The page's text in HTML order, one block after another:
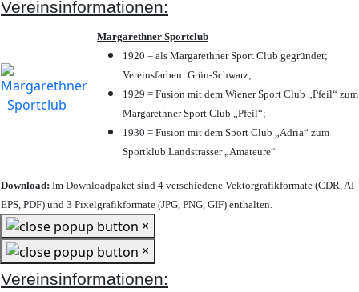
Vereinsinformationen:
Margarethner Sportclub
1920 = als Margarethner Sport Club gegründet;
Vereinsfarben: Grün-Schwarz;
1929 = Fusion mit dem Wiener Sport Club „Pfeil“ zum
Margarethner Sport Club „Pfeil“;
1930 = Fusion mit dem Sport Club „Adria“ zum
Sportklub Landstrasser „Amateure“
Download: Im Downloadpaket sind 4 verschiedene Vektorgrafikformate (CDR, AI
EPS, PDF) und 3 Pixelgrafikformate (JPG, PNG, GIF) enthalten.
×
×
Vereinsinformationen: